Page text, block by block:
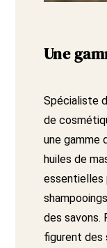
Une
Spécialiste
de
une gamme
huiles de
essentielles
des savons.
figurent des